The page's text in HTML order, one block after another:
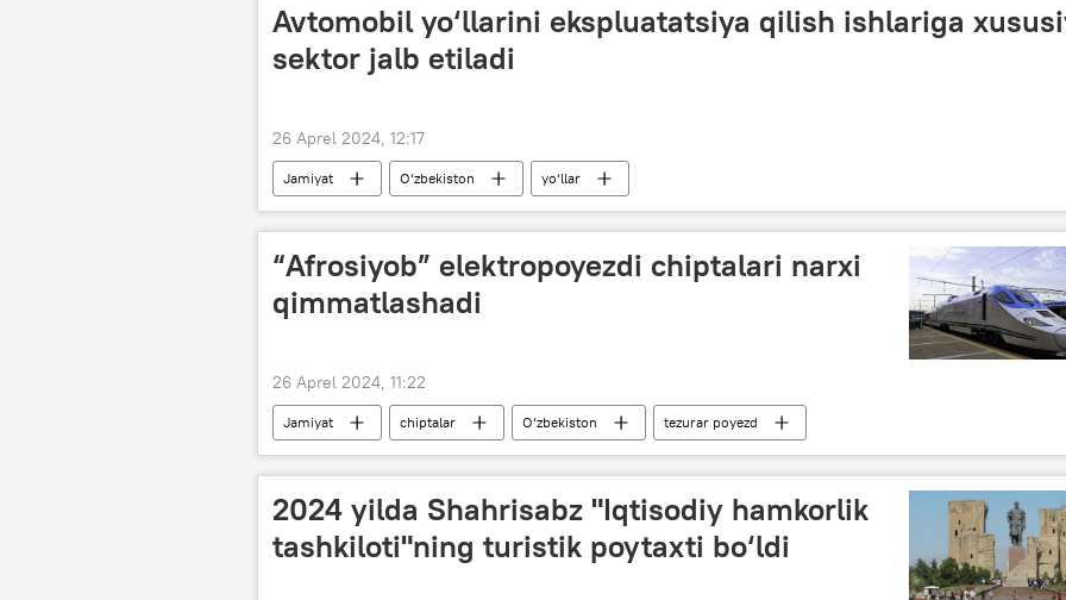
Avtomobil yo‘llarini ekspluatatsiya qilish ishlariga
sektor jalb etiladi
26 Aprel 2024, 12:17
Jamiyat O‘zbekiston yo‘llar
“Afrosiyob” elektropoyezdi chiptalari narxi
qimmatlashadi
26 Aprel 2024, 11:22
Jamiyat chiptalar O‘zbekiston tezurar poyezd
2024 yilda Shahrisabz "Iqtisodiy hamkorlik
tashkiloti"ning turistik poytaxti bo‘ldi